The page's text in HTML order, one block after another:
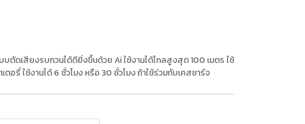
ตัดเสียงรบกวนได้ดียิ่งขึ้นด้วย Ai ใช้งานได้ไกลสูงสุด 100 เมตร ใช้
อรี่ ใช้งานได้ 6 ชั่วโมง หรือ 30 ชั่วโมง ถ้าใช้ร่วมกับเคสชาร์จ